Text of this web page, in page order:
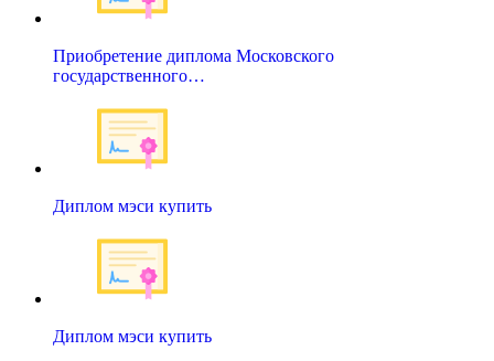
Приобретение диплома Московского
государственного…
Диплом мэси купить
Диплом мэси купить